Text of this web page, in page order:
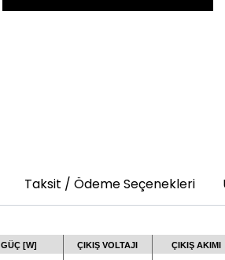
Taksit / Ödeme Seçenekleri
GÜÇ [W] ÇIKIŞ VOLTAJI
ÇIKIŞ AKIMI